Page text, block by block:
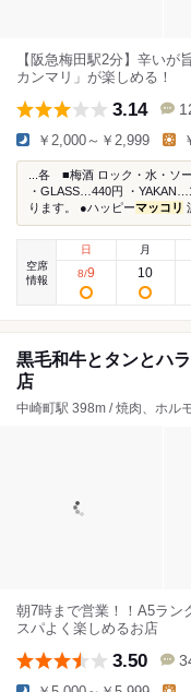
【阪急梅田駅2分】辛いが
カンマリ」が楽しめる！
3.14
￥2,000～￥2,999
...各 ■梅酒 ロック・水・ソ
・GLASS…440円 ・
ります。 ●ハッピーマッコリ
空席
情報
日
8/9
月
10
黒毛和牛とタンとハ
店
中崎町駅 398m / 焼肉、ホル
朝7時まで営業！！A5ラン
スパよく楽しめるお店
3.50